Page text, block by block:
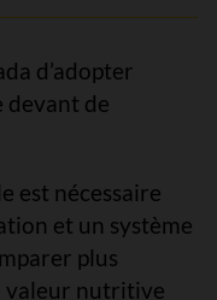
d’adopter
devant de
est nécessaire
et un système
plus
valeur nutritive